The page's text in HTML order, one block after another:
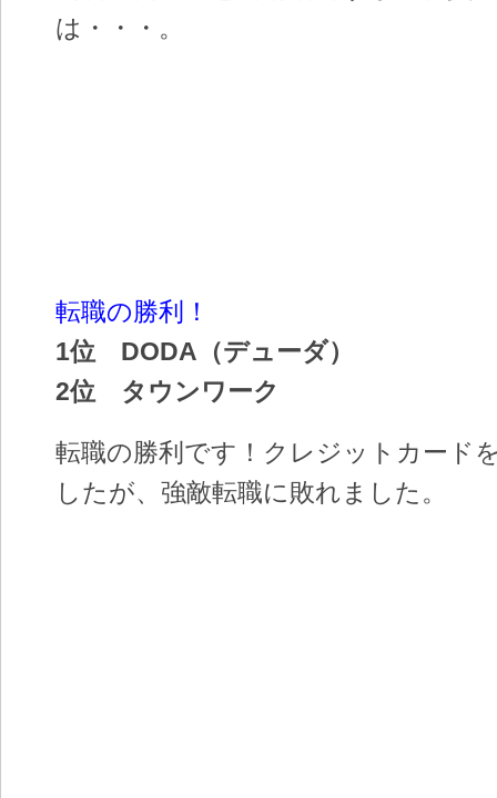
は・・・。
転職の勝利！
1位 DODA（デューダ）
2位 タウンワーク
転職の勝利です！クレジットカード
したが、強敵転職に敗れました。